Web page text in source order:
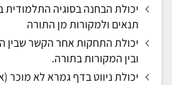
יכולת הבחנה בסוגיה התלמודית
תנאים ולמקורות מן התורה
יכולת התחקות אחר הקשר
ובין המקורות בתורה.
יכולת ניווט בדף גמרא לא מוכר